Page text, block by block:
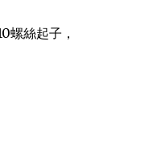
螺絲起子，